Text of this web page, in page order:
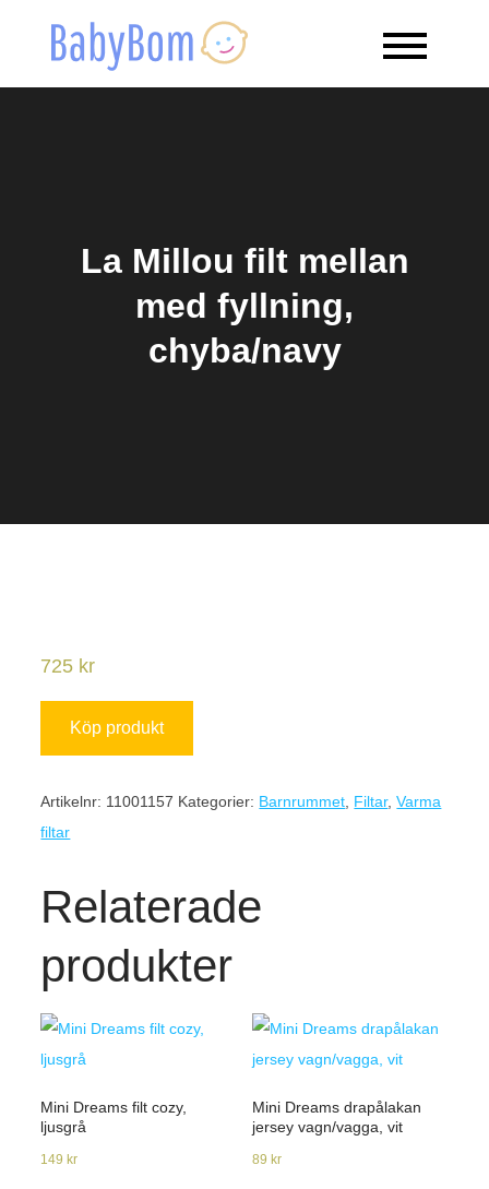
Babybom
Allt kring barn
La Millou filt mellan
med fyllning,
chyba/navy
725 kr
Köp produkt
Artikelnr: 11001157 Kategorier: Barnrummet Filtar,Varma
filtar
Relaterade
produkter
Mini Dreams filt cozy,
ljusgrå
149kr
Mini Dreams drapålakan
jersey vagn/vagga, vit
89kr